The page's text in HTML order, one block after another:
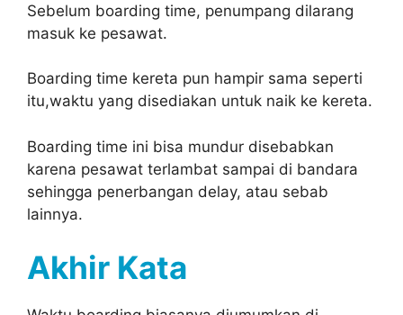
Sebelum boarding time, penumpang dilarang
masuk ke pesawat.
Boarding time kereta pun hampir sama seperti
itu,waktu yang disediakan untuk naik ke kereta.
Boarding time ini bisa mundur disebabkan
karena pesawat terlambat sampai di bandara
sehingga penerbangan delay, atau sebab
lainnya.
Akhir Kata